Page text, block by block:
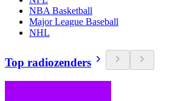
NBA Basketball
Major League Baseball
NHL
Top radiozenders